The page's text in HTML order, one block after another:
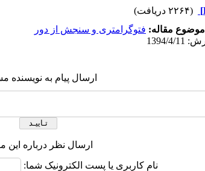
(۲۲۶۴ دریافت)
موضوع مقاله: فتوگرامتری و سنجش از دور
ارسال پیام به نویسنده
ارسال نظر درباره این
نام کاربری یا پست الکترونیک شما: